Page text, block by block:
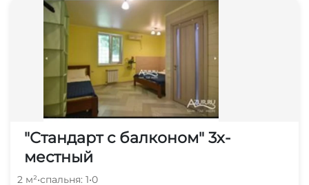
"Стандарт с балконом" 3х-
местный
2 м²•спальня: 1•0